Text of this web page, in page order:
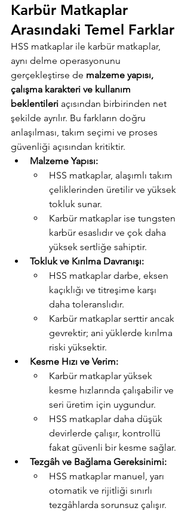
Karbür Matkaplar
Arasındaki Temel Farklar
HSS matkaplar ile karbür matkaplar,
aynı delme operasyonunu
gerçekleştirse de malzeme yapısı,
çalışma karakteri ve kullanım
beklentileri açısından birbirinden net
şekilde ayrılır. Bu farkların doğru
anlaşılması, takım seçimi ve proses
güvenliği açısından kritiktir.
Malzeme Yapısı:
HSS matkaplar, alaşımlı takım
çeliklerinden üretilir ve yüksek
tokluk sunar.
Karbür matkaplar ise tungsten
karbür esaslıdır ve çok daha
yüksek sertliğe sahiptir.
Tokluk ve Kırılma Davranışı:
HSS matkaplar darbe, eksen
kaçıklığı ve titreşime karşı
daha toleranslıdır.
Karbür matkaplar serttir ancak
gevrektir; ani yüklerde kırılma
riski yüksektir.
Kesme Hızı ve Verim:
Karbür matkaplar yüksek
kesme hızlarında çalışabilir ve
seri üretim için uygundur.
HSS matkaplar daha düşük
devirlerde çalışır, kontrollü
fakat güvenli bir kesme sağlar.
Tezgâh ve Bağlama Gereksinimi:
HSS matkaplar manuel, yarı
otomatik ve rijitliği sınırlı
tezgâhlarda sorunsuz çalışır.